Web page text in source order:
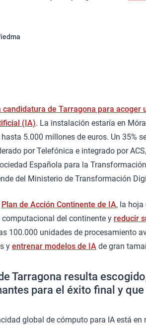
candidatura de Tarragona para acoger
(IA). La instalación estaría en
5.000 millones de euros. Un 35%
por Telefónica e integrado por
Española para la
del Ministerio de Transformación
Plan de Acción Continente de IA, la hoja
del continente y reducir
100.000 unidades de procesamiento
y entrenar modelos de IA de gran
Tarragona resulta
para el éxito final y
global de cómputo para IA está en